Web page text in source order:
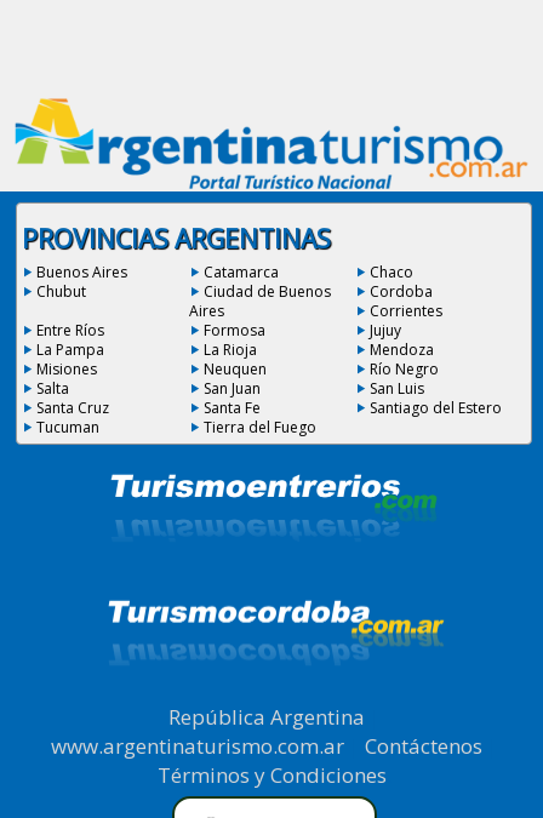
PROVINCIAS ARGENTINAS
Buenos Aires Catamarca
Chaco
Chubut
Ciudad de Buenos
Aires
Cordoba
Corrientes
Entre Ríos
Formosa
Jujuy
La Pampa
La Rioja
Mendoza
Misiones
Neuquen
Río Negro
Salta
San Juan
San Luis
Santa Cruz
Santa Fe
Santiago del Estero
Tucuman
Tierra del Fuego
República Argentina
www.argentinaturismo.com.ar| Contáctenos
Términos y Condiciones